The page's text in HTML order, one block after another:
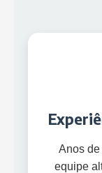
Anos de
equipe